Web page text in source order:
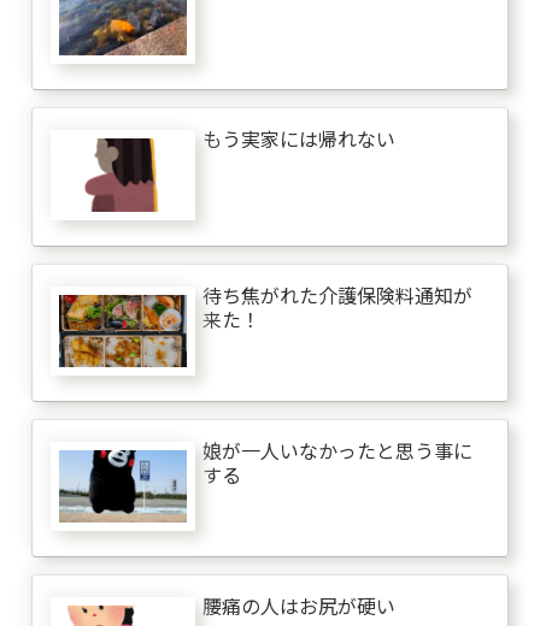
もう実家には帰れない
待ち焦がれた介護保険料通知が
来た！
娘が一人いなかったと思う事に
する
腰痛の人はお尻が硬い